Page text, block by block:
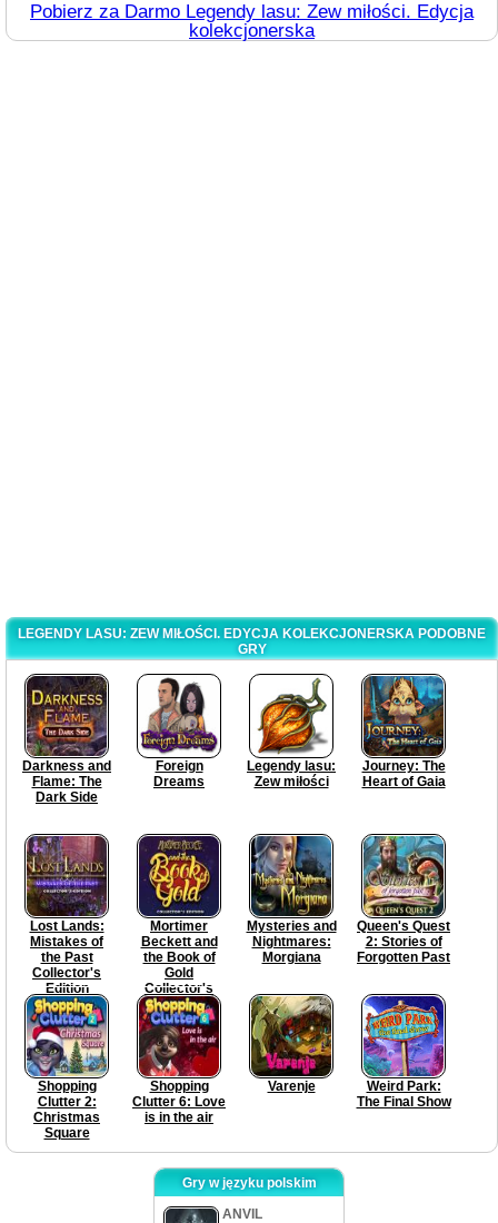
Pobierz za Darmo Legendy lasu: Zew miłości. Edycja
kolekcjonerska
LEGENDY LASU: ZEW MIŁOŚCI. EDYCJA KOLEKCJONERSKA PODOBNE
GRY
Darkness and
Flame: The
Dark Side
Foreign
Dreams
Legendy lasu:
Zew miłości
Journey: The
Heart of Gaia
Lost Lands:
Mistakes of
the Past
Collector's
Edition
Mortimer
Beckett and
the Book of
Gold
Collector's
Edition
Mysteries and
Nightmares:
Morgiana
Queen's Quest
2: Stories of
Forgotten Past
Shopping
Clutter 2:
Christmas
Square
Shopping
Clutter 6: Love
is in the air
Varenje
Weird Park:
The Final Show
Gry w języku polskim
ANVIL